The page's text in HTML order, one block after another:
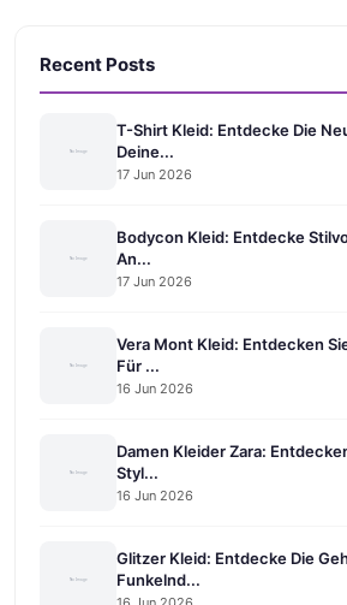
Recent Posts
T-Shirt Kleid: Entdecke Die
Deine...
17 Jun 2026
Bodycon Kleid: Entdecke
An...
17 Jun 2026
Vera Mont Kleid: Entdecken
Für ...
16 Jun 2026
Damen Kleider Zara:
Styl...
16 Jun 2026
Glitzer Kleid: Entdecke Die
Funkelnd...